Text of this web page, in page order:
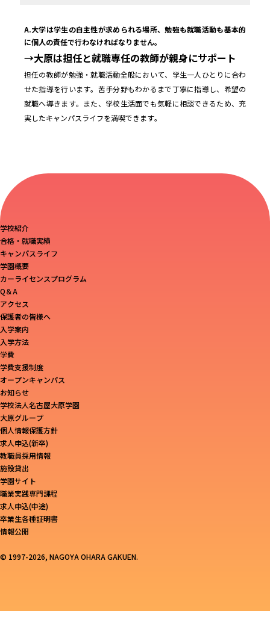
A.大学は学生の自主性が求められる場所、勉強も就職活動も基本的
に個人の責任で行わなければなりません。
→大原は担任と就職専任の教師が親身にサポート
担任の教師が勉強・就職活動全般において、学生一人ひとりに合わ
せた指導を行います。苦手分野もわかるまで丁寧に指導し、希望の
就職へ導きます。また、学校生活面でも気軽に相談できるため、充
実したキャンパスライフを満喫できます。
学校紹介
合格・就職実績
キャンパスライフ
学園概要
カーライセンスプログラム
Q＆A
アクセス
保護者の皆様へ
入学案内
入学方法
学費
学費支援制度
オープンキャンパス
お知らせ
学校法人名古屋大原学園
大原グループ
個人情報保護方針
求人申込(新卒)
教職員採用情報
施設貸出
学園サイト
職業実践専門課程
求人申込(中途)
卒業生各種証明書
情報公開
© 1997-2026, NAGOYA OHARA GAKUEN.